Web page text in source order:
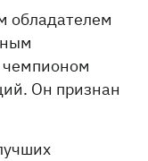
обладателем
Он признан